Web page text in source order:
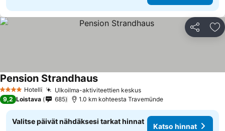
Jaa
4 Tähtiluokitus
Hotelli Ulkoilma-aktiviteettien keskus
Pension Strandhaus
9,2 Loistava 685 1.0 km kohteesta Travemünde
Valitse päivät nähdäksesi tarkat hinnat
Katso hinnat